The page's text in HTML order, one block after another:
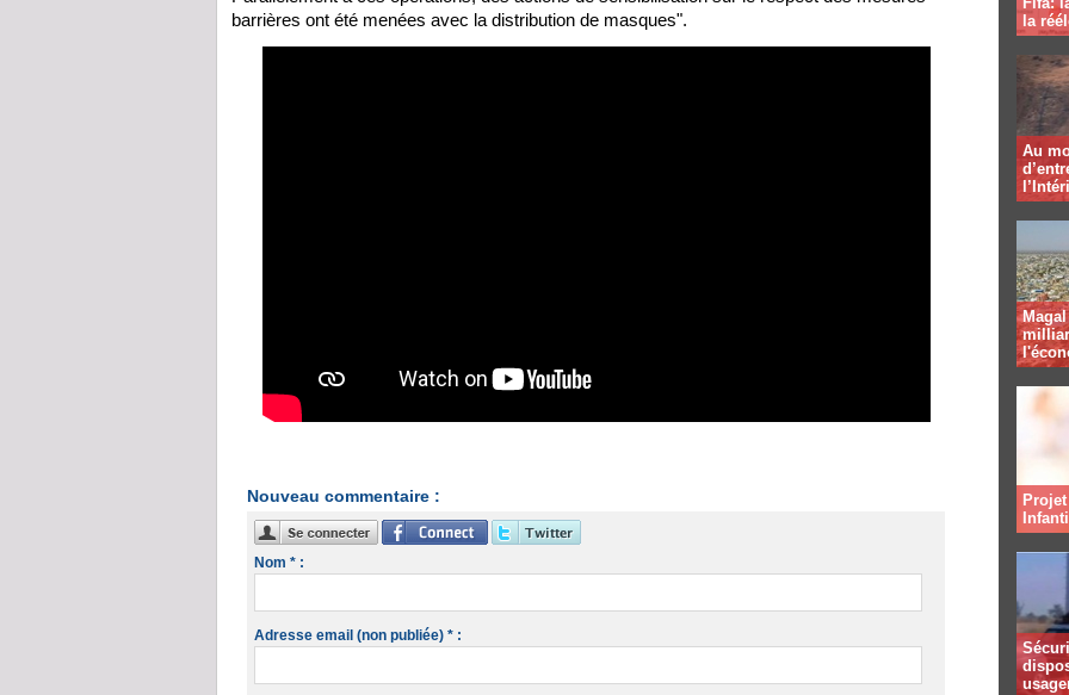
barrières ont été menées avec la distribution de masques".
Nouveau commentaire :
Nom * :
Adresse email (non publiée) * :
la
Au